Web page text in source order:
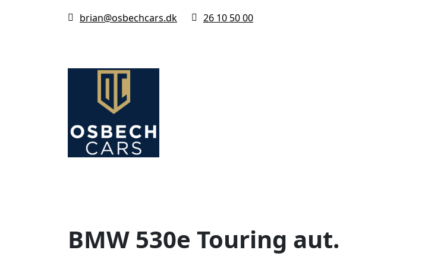
brian@osbechcars.dk 26 10 50 00
BMW 530e Touring aut.